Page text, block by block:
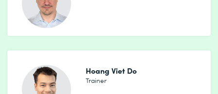
Hoang Viet Do
Trainer